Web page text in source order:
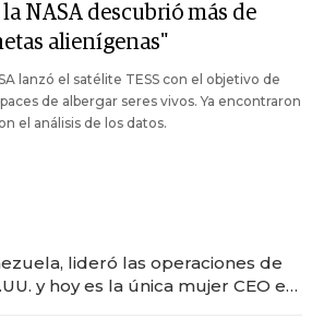
NASA descubrió más de
alienígenas"
lanzó el satélite TESS con el objetivo de
de albergar seres vivos. Ya encontraron
el análisis de los datos.
lideró las operaciones de
y hoy es la única mujer CEO en